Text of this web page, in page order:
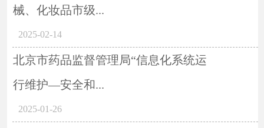
械、化妆品市级...
2025-02-14
北京市药品监督管理局“信息化系统运
行维护—安全和...
2025-01-26